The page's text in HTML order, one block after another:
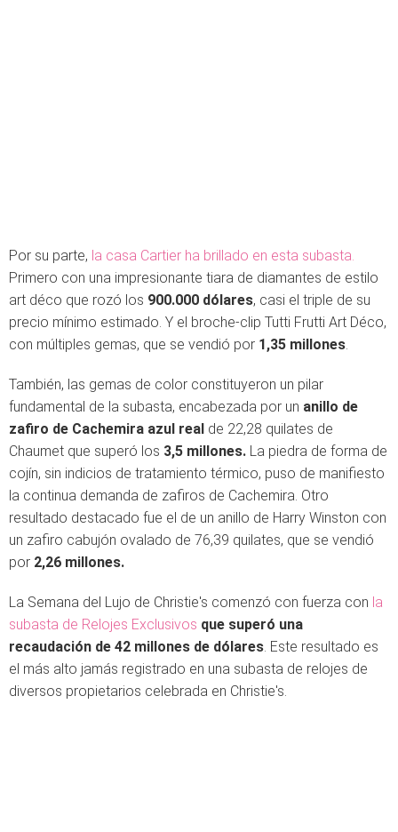
Por su parte, la casa Cartier ha brillado en esta subasta.
Primero con una impresionante tiara de diamantes de estilo
art déco que rozó los 900.000 dólares, casi el triple de su
precio mínimo estimado. Y el broche-clip Tutti Frutti Art Déco,
con múltiples gemas, que se vendió por 1,35 millones.
También, las gemas de color constituyeron un pilar
fundamental de la subasta, encabezada por un anillo de
zafiro de Cachemira azul real de 22,28 quilates de
Chaumet que superó los 3,5 millones. La piedra de forma de
cojín, sin indicios de tratamiento térmico, puso de manifiesto
la continua demanda de zafiros de Cachemira. Otro
resultado destacado fue el de un anillo de Harry Winston con
un zafiro cabujón ovalado de 76,39 quilates, que se vendió
por 2,26 millones.
La Semana del Lujo de Christie's comenzó con fuerza con la
subasta de Relojes Exclusivos que superó una
recaudación de 42 millones de dólares. Este resultado es
el más alto jamás registrado en una subasta de relojes de
diversos propietarios celebrada en Christie's.